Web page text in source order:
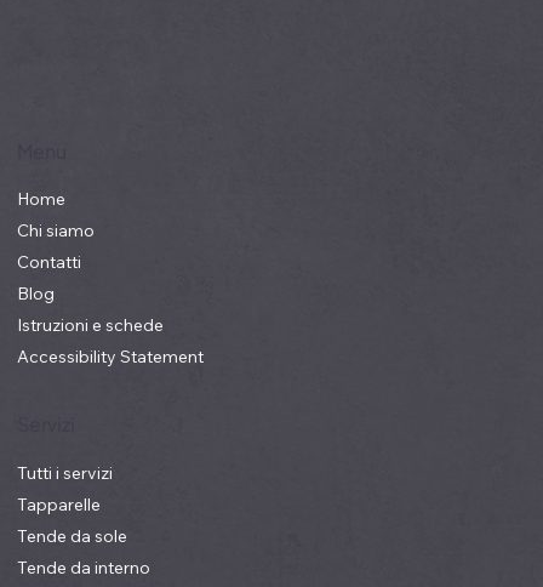
Home
Chi siamo
Contatti
Blog
Istruzioni e schede
Accessibility Statement
Tutti i servizi
Tapparelle
Tende da sole
Tende da interno